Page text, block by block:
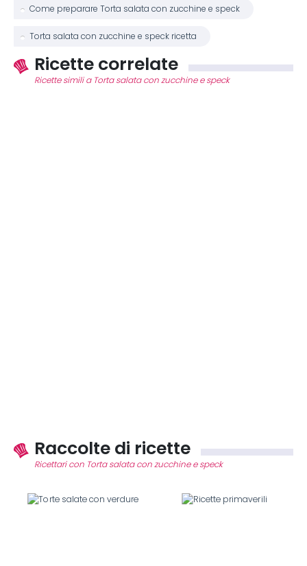
Come preparare Torta salata con zucchine e speck
Torta salata con zucchine e speck ricetta
Ricette correlate
Ricette simili a Torta salata con zucchine e speck
Raccolte di ricette
Ricettari con Torta salata con zucchine e speck